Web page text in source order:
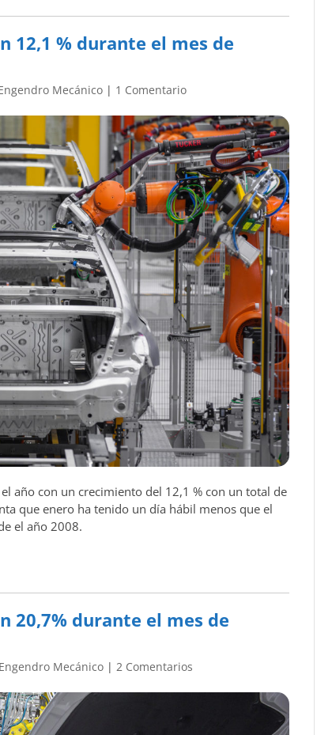
12,1 % durante el mes de
Mecánico | 1 Comentario
año con un crecimiento del 12,1 % con un total de
que enero ha tenido un día hábil menos que el
el año 2008.
20,7% durante el mes de
Engendro Mecánico | 2 Comentarios